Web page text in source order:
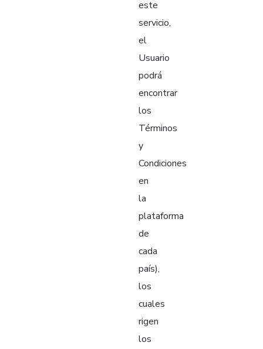
este
servicio,
el
Usuario
podrá
encontrar
los
Términos
y
Condiciones
en
la
plataforma
de
cada
país),
los
cuales
rigen
los